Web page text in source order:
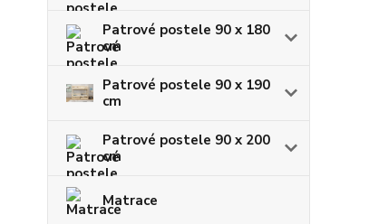
Patrové postele 90 x 180
cm
Patrové postele 90 x 190
cm
Patrové postele 90 x 200
cm
Matrace